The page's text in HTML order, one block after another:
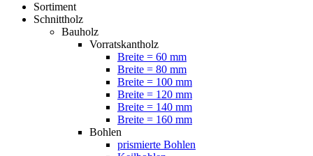
Sortiment
Schnittholz
Bauholz
Vorratskantholz
Breite = 60 mm
Breite = 80 mm
Breite = 100 mm
Breite = 120 mm
Breite = 140 mm
Breite = 160 mm
Bohlen
prismierte Bohlen